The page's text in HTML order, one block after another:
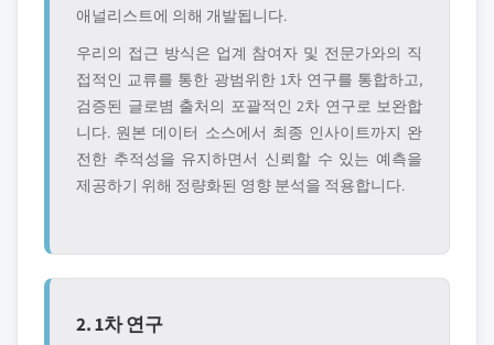
애널리스트에 의해 개발됩니다.
우리의 접근 방식은 업계 참여자 및 전문가와의 직
접적인 교류를 통한 광범위한 1차 연구를 통합하고,
검증된 글로볌 출처의 포괄적인 2차 연구로 보완합
니다. 원본 데이터 소스에서 최종 인사이트까지 완
전한 추적성을 유지하면서 신뢰할 수 있는 예측을
제공하기 위해 정량화된 영향 분석을 적용합니다.
2. 1차 연구